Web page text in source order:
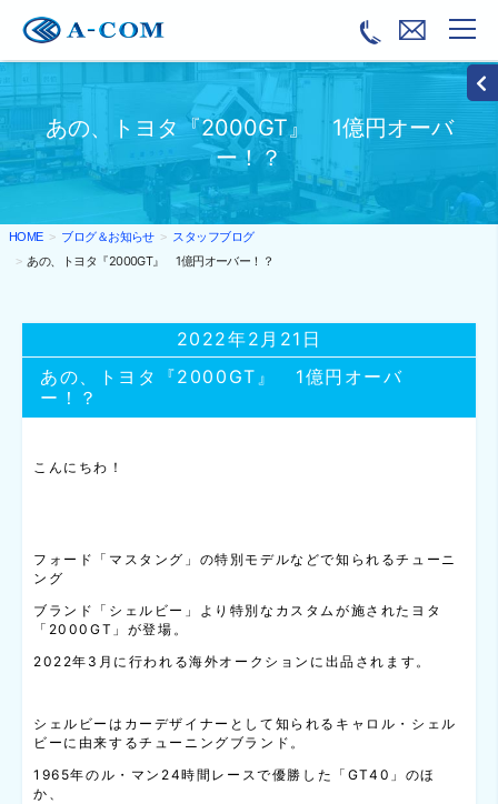
あの、トヨタ『2000GT』 1億円オーバ
ー！？
HOME ブログ＆お知らせ
スタッフブログ
あの、トヨタ『2000GT』 1億円オーバー！？
あの、トヨタ『2000GT』 1億円オーバ
ー！？
2022年2月21日
こんにちわ！
フォード「マスタング」の特別モデルなどで知られるチューニ
ング
ブランド「シェルビー」より特別なカスタムが施されたヨタ
「2000GT」が登場。
2022年3月に行われる海外オークションに出品されます。
シェルビーはカーデザイナーとして知られるキャロル・シェル
ビーに由来するチューニングブランド。
1965年のル・マン24時間レースで優勝した「GT40」のほ
か、